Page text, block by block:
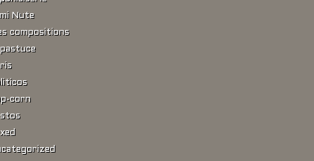
Nute
compositions
corn